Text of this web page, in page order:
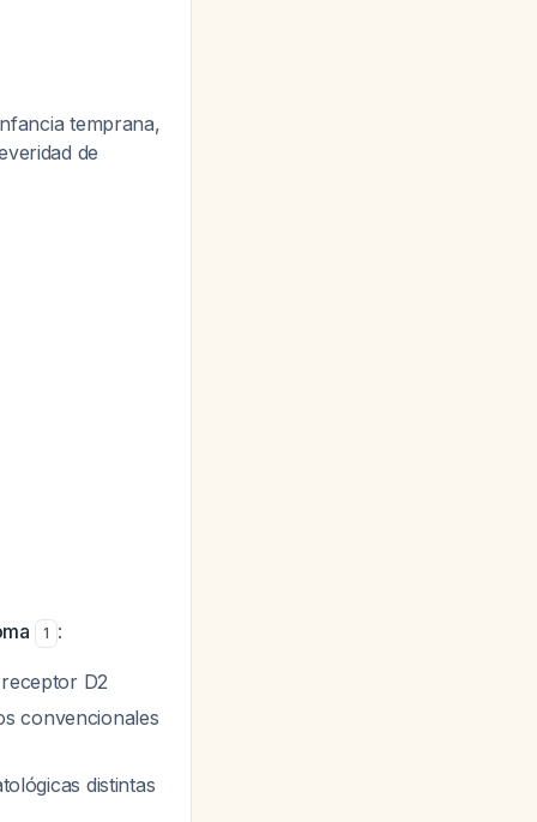
temprana,
de
1 :
D2
convencionales
distintas